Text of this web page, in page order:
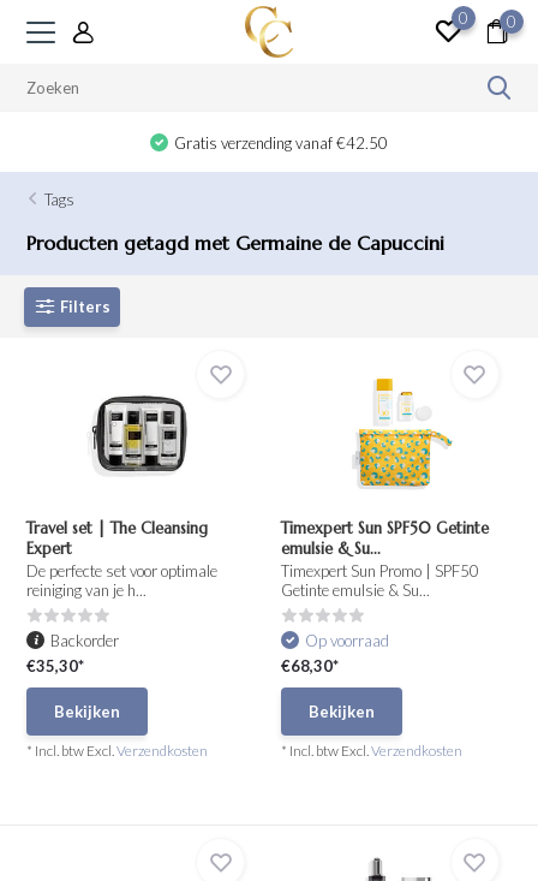
0 0
Gratis verzending vanaf €42.50
Tags
Producten getagd met Germaine de Capuccini
Filters
Travel set | The Cleansing
Expert
De perfecte set voor optimale
reiniging van je h...
Backorder
€35,30*
Bekijken
* Incl. btw Excl.Verzendkosten
Timexpert Sun SPF50 Getinte
emulsie & Su...
Timexpert Sun Promo | SPF50
Getinte emulsie & Su...
Op voorraad
€68,30*
Bekijken
* Incl. btw Excl.Verzendkosten